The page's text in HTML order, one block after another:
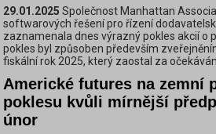
29.01.2025 Společnost Manhattan
softwarových řešení pro řízení
zaznamenala dnes výrazný pokles akcií o
pokles byl způsoben především
fiskální rok 2025, který zaostal za
Americké futures na zemní
poklesu kvůli mírnější
únor